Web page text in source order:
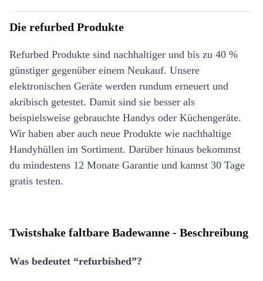
Die refurbed Produkte
Refurbed Produkte sind nachhaltiger und bis zu 40 %
günstiger gegenüber einem Neukauf. Unsere
elektronischen Geräte werden rundum erneuert und
akribisch getestet. Damit sind sie besser als
beispielsweise gebrauchte Handys oder Küchengeräte.
Wir haben aber auch neue Produkte wie nachhaltige
Handyhüllen im Sortiment. Darüber hinaus bekommst
du mindestens 12 Monate Garantie und kannst 30 Tage
gratis testen.
Twistshake faltbare Badewanne - Beschreibung
Was bedeutet “refurbished”?